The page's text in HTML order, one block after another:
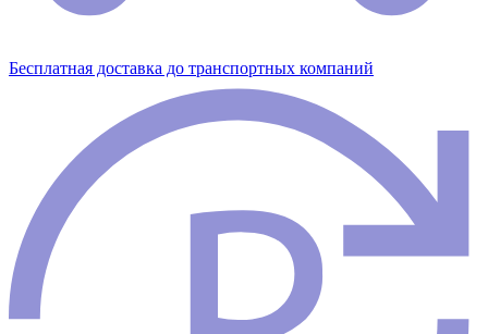
Бесплатная доставка до транспортных компаний